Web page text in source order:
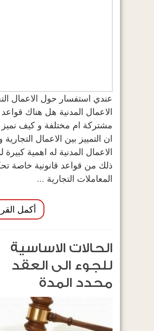
عندي استفسار حول الاعمال
الاعمال المدنية هل هناك قواعد
مشتركة ام مختلفة و كيف نميز
ان التمييز بين الاعمال التجارية
الاعمال المدنية له اهمية كبيرة
ذلك من قواعد قانونية خاصة
المعاملات التجارية ...
أكمل
الحالات الاساسية
للجوء الى العقد
محدد المدة